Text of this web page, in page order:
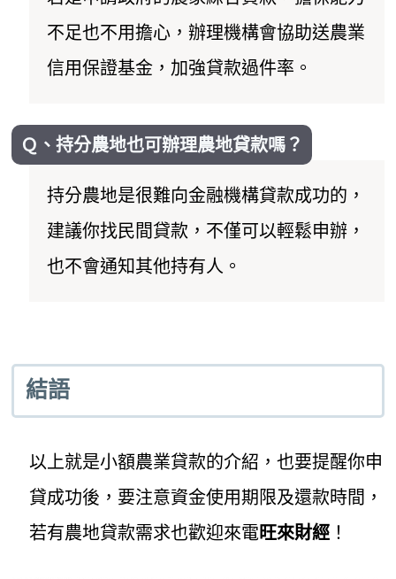
不足也不用擔心，辦理機構會協助送農業
信用保證基金，加強貸款過件率。
Ｑ、持分農地也可辦理農地貸款嗎？
持分農地是很難向金融機構貸款成功的，
建議你找民間貸款，不僅可以輕鬆申辦，
也不會通知其他持有人。
結語
以上就是小額農業貸款的介紹，也要提醒你申
貸成功後，要注意資金使用期限及還款時間，
若有農地貸款需求也歡迎來電旺來財經 ！